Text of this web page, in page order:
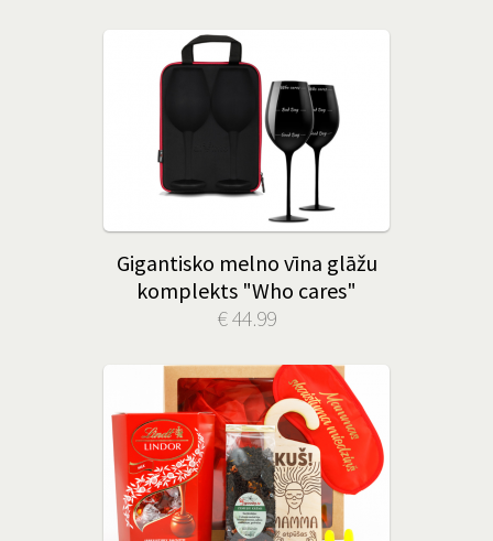
Gigantisko melno vīna glāžu
komplekts "Who cares"
€ 44.99